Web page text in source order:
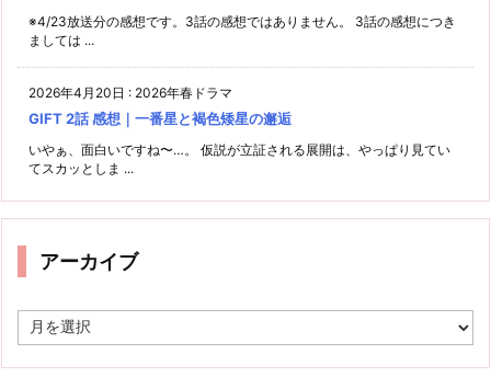
※4/23放送分の感想です。3話の感想ではありません。 3話の感想につき
ましては ...
2026年4月20日 : 2026年春ドラマ
GIFT 2話 感想｜一番星と褐色矮星の邂逅
いやぁ、面白いですね〜…。 仮説が立証される展開は、やっぱり見てい
てスカッとしま ...
アーカイブ
ー